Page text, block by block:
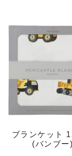
ブランケット
(バンブー)